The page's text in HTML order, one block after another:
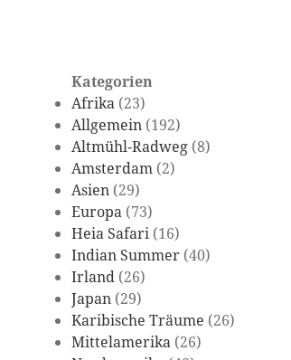
Kategorien
Afrika (23)
Allgemein (192)
Altmühl-Radweg (8)
Amsterdam (2)
Asien (29)
Europa (73)
Heia Safari (16)
Indian Summer (40)
Irland (26)
Japan (29)
Karibische Träume (26)
Mittelamerika (26)